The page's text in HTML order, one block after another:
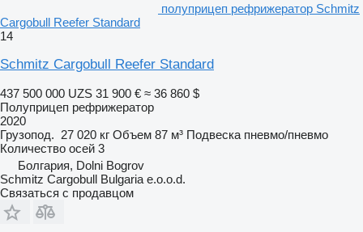
полуприцеп рефрижератор Schmitz
Cargobull Reefer Standard
14
Schmitz Cargobull Reefer Standard
437 500 000 UZS 31 900 € ≈ 36 860 $
Полуприцеп рефрижератор
2020
Грузопод. 27 020 кг Объем 87 м³ Подвеска пневмо/пневмо
Количество осей 3
Болгария, Dolni Bogrov
Schmitz Cargobull Bulgaria e.o.o.d.
Связаться с продавцом